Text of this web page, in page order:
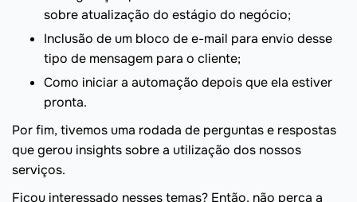
sobre atualização do estágio do negócio;
Inclusão de um bloco de e-mail para envio desse
tipo de mensagem para o cliente;
Como iniciar a automação depois que ela estiver
pronta.
Por fim, tivemos uma rodada de perguntas e respostas
que gerou insights sobre a utilização dos nossos
serviços.
Ficou interessado nesses temas? Então, não perca a